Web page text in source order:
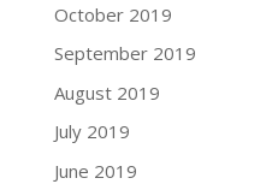
October 2019
September 2019
August 2019
July 2019
June 2019